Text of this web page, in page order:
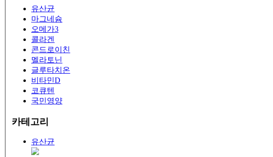
유산균
마그네슘
오메가3
콜라겐
콘드로이친
멜라토닌
글루타치온
비타민D
코큐텐
국민영양
카테고리
유산균